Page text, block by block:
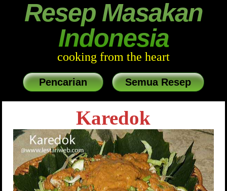
Resep Masakan
Indonesia
cooking from the heart
Pencarian Semua Resep
Karedok